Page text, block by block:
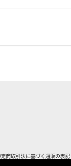
定商取引法に基づく通販の表記